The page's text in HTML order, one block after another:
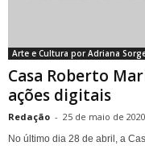
Arte e Cultura por Adriana
Casa Roberto
ações digitais
Redação - 25 de maio de 2020
No último dia 28 de abril, a